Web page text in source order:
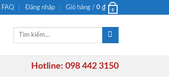
FAQ Đăng nhập Giỏ hàng / 0 ₫ 0
Tìm
Hotline: 098 442 3150